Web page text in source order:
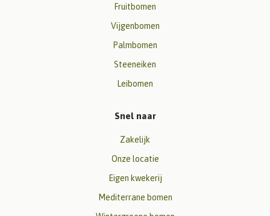
Fruitbomen
Vijgenbomen
Palmbomen
Steeneiken
Leibomen
Snel naar
Zakelijk
Onze locatie
Eigen kwekerij
Mediterrane bomen